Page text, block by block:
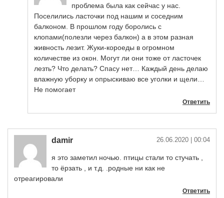
проблема была как сейчас у нас.
Поселились ласточки под нашим и соседним
балконом. В прошлом году боролись с
клопами(полезли через балкон) а в этом разная
живность лезит. Жуки-короеды в огромном
количестве из окон. Могут ли они тоже от ласточек
лезть? Что делать? Спасу нет… Каждый день делаю
влажную уборку и опрыскиваю все уголки и щели…
Не помогает
Ответить
damir 26.06.2020 | 00:04
я это заметил ночью. птицы стали то стучать ,
то ёрзать , и т.д. .родные ни как не
отреагировали
Ответить